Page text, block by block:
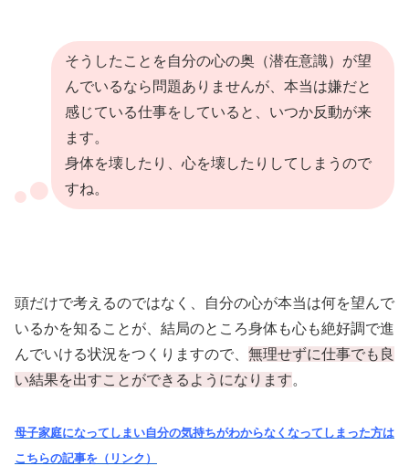
そうしたことを自分の心の奥（潜在意識）が望
んでいるなら問題ありませんが、本当は嫌だと
感じている仕事をしていると、いつか反動が来
ます。
身体を壊したり、心を壊したりしてしまうので
すね。
頭だけで考えるのではなく、自分の心が本当は何を望んで
いるかを知ることが、結局のところ身体も心も絶好調で進
んでいける状況をつくりますので、 無理せずに仕事でも良
い結果を出すことができるようになります。
母子家庭になってしまい自分の気持ちがわからなくなってしまった方は
こちらの記事を（リンク）